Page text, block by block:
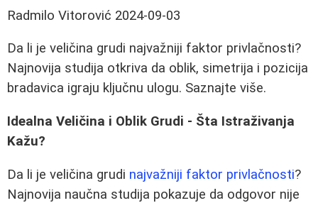
Radmilo Vitorović 2024-09-03
Da li je veličina grudi najvažniji faktor privlačnosti?
Najnovija studija otkriva da oblik, simetrija i pozicija
bradavica igraju ključnu ulogu. Saznajte više.
Idealna Veličina i Oblik Grudi - Šta Istraživanja
Kažu?
Da li je veličina grudi najvažniji faktor privlačnosti?
Najnovija naučna studija pokazuje da odgovor nije